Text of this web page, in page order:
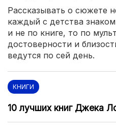
Рассказывать о сюжете
каждый с детства
и не по книге, то по
достоверности и
ведутся по сей день.
КНИГИ
10 лучших книг Джека